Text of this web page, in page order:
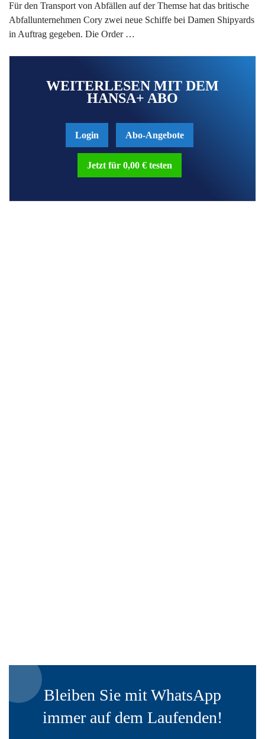
Für den Transport von Abfällen auf der Themse hat das britische
Abfallunternehmen Cory zwei neue Schiffe bei Damen Shipyards
in Auftrag gegeben. Die Order …
WEITERLESEN MIT DEM
HANSA+ ABO
Login Abo-Angebote
Jetzt für 0,00 € testen
Bleiben Sie mit WhatsApp
immer auf dem Laufenden!